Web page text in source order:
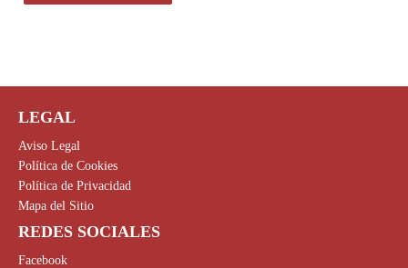
LEGAL
Aviso Legal
Política de Cookies
Política de Privacidad
Mapa del Sitio
REDES SOCIALES
Facebook